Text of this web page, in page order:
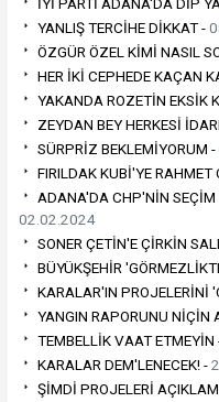
YANLIŞ TERCİHE DİKKAT -
ÖZGÜR ÖZEL KİMİ NASIL
HER İKİ CEPHEDE KAÇAN
YAKANDA ROZETİN EKSİK
ZEYDAN BEY HERKESİ
SÜRPRİZ BEKLEMİYORUM -
FIRILDAK KUBİ'YE RAHMET
ADANA'DA CHP'NİN
02.02.2024
SONER ÇETİN'E ÇİRKİN
BÜYÜKŞEHİR
KARALAR'IN PROJELERİNİ
YANGIN RAPORUNU NİÇİN
TEMBELLİK VAAT ETMEYİN
KARALAR DEM'LENECEK! -
ŞİMDİ PROJELERİ